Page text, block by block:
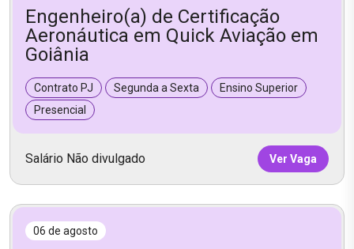
Engenheiro(a) de Certificação
Aeronáutica em Quick Aviação em
Goiânia
Contrato PJ Segunda a Sexta
Ensino Superior
Presencial
Salário Não divulgado Ver Vaga
06 de agosto